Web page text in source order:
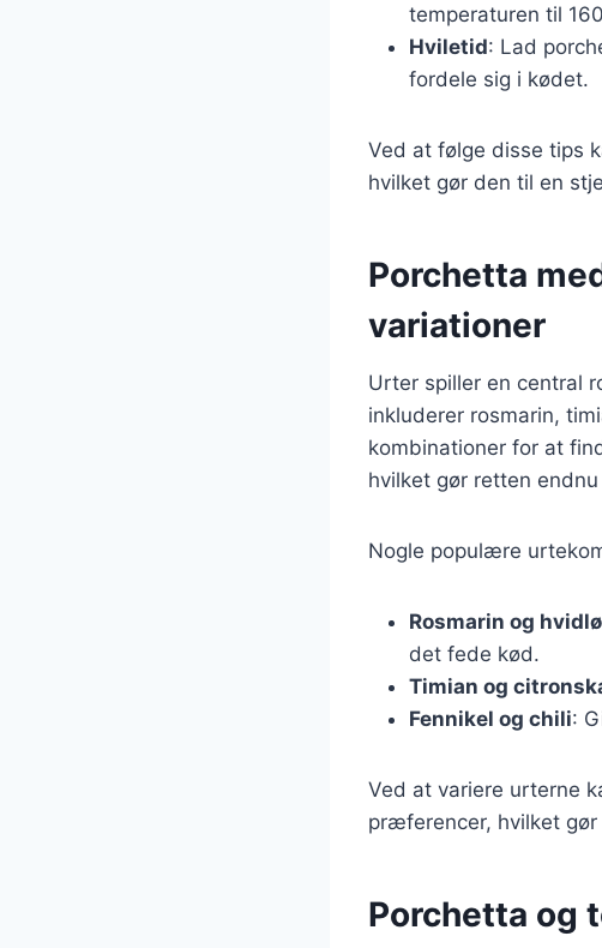
temperaturen til
Hviletid: Lad
fordele sig i kødet.
Ved at følge disse tips
hvilket gør den til en
Porchetta
variationer
Urter spiller en central
inkluderer rosmarin,
kombinationer for at
hvilket gør retten
Nogle populære
Rosmarin og
det fede kød.
Timian og
Fennikel og chili:
Ved at variere urterne
præferencer, hvilket
Porchetta og